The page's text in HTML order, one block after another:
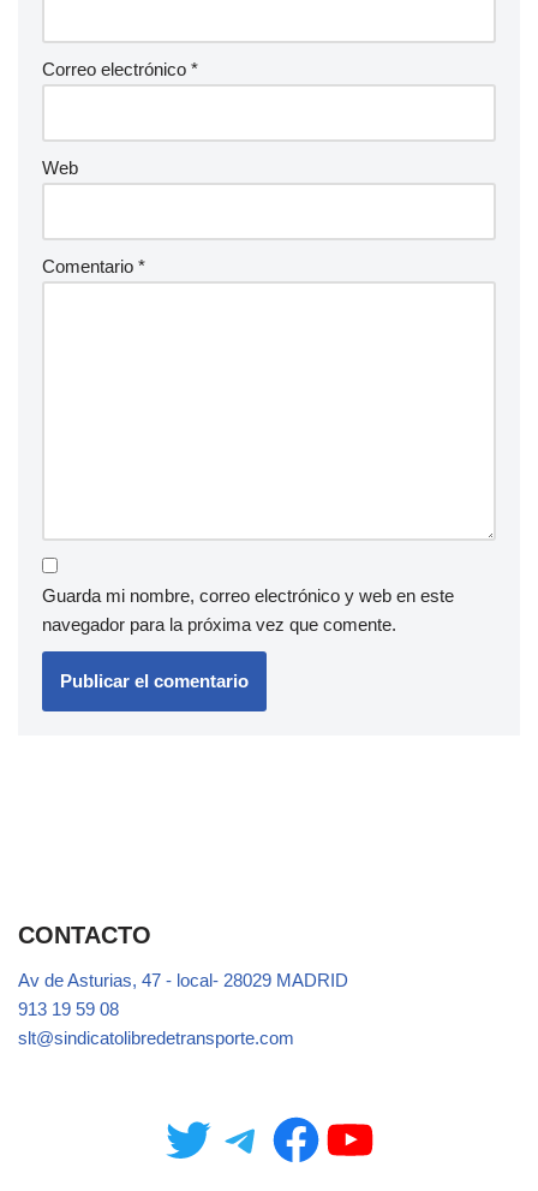
Correo electrónico *
Web
Comentario *
Guarda mi nombre, correo electrónico y web en este
navegador para la próxima vez que comente.
CONTACTO
Av de Asturias, 47 - local- 28029 MADRID
913 19 59 08
slt@sindicatolibredetransporte.com